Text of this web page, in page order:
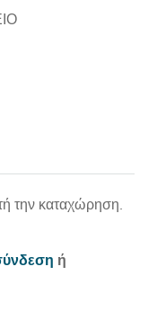
την καταχώρηση.
ή